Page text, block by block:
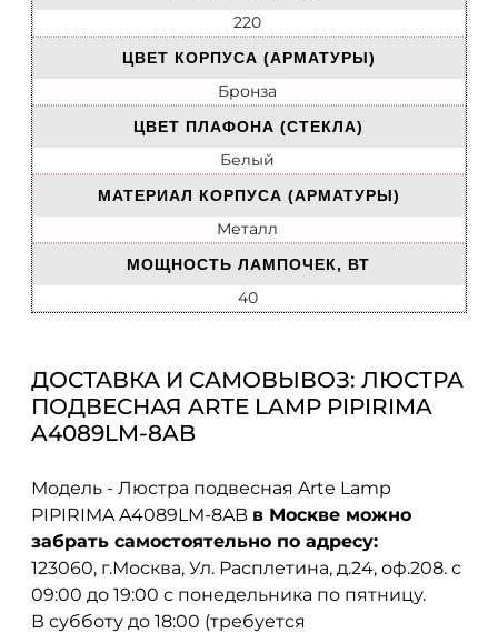
220
ЦВЕТ КОРПУСА (АРМАТУРЫ)
Бронза
ЦВЕТ ПЛАФОНА (СТЕКЛА)
Белый
МАТЕРИАЛ КОРПУСА (АРМАТУРЫ)
Металл
МОЩНОСТЬ ЛАМПОЧЕК, ВТ
40
ДОСТАВКА И САМОВЫВОЗ: ЛЮСТРА
ПОДВЕСНАЯ ARTE LAMP PIPIRIMA
A4089LM-8AB
Модель - Люстра подвесная Arte Lamp
PIPIRIMA A4089LM-8AB в Москве можно
забрать самостоятельно по адресу:
123060, г.Москва, Ул. Расплетина, д.24, оф.208. с
09:00 до 19:00 с понедельника по пятницу.
В субботу до 18:00 (требуется